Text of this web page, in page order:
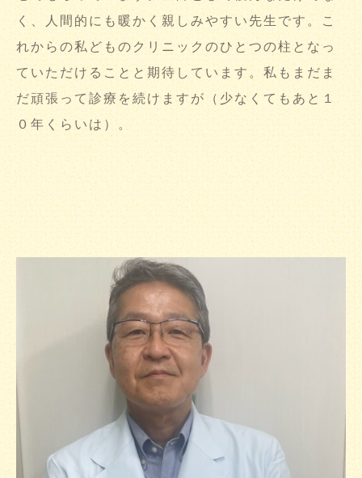
く、人間的にも暖かく親しみやすい先生です。こ
れからの私どものクリニックのひとつの柱となっ
ていただけることと期待しています。私もまだま
だ頑張って診療を続けますが（少なくてもあと１
０年くらいは）。